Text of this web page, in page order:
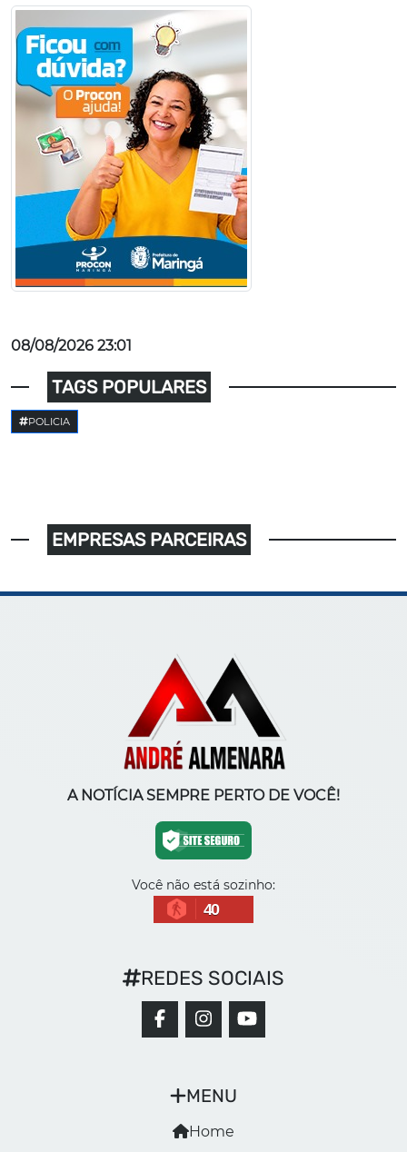
08/08/2026 23:01
TAGS POPULARES
POLICIA
EMPRESAS PARCEIRAS
A NOTÍCIA SEMPRE PERTO DE VOCÊ!
Você não está sozinho:
40
MENU
Home
REDES SOCIAIS